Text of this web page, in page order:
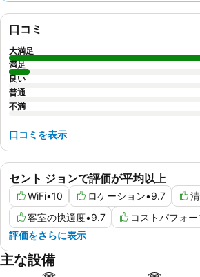
セント ジョンで評価が平均以上
WiFi•10 ロケーション•9.7
客室の快適度•9.7 コストパフォー
評価をさらに表示
口コミ
大満足
満足
良い
普通
不満
口コミを表示
主な設備